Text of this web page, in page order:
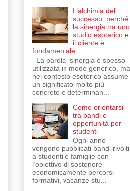
L’alchimia del
successo: perché
la sinergia tra uno
studio esoterico e
il cliente è
fondamentale
La parola sinergia è spesso
utilizzata in modo generico, ma
nel contesto esoterico assume
un significato molto più
concreto e determinan...
Come orientarsi
tra bandi e
opportunità per
studenti
Ogni anno
vengono pubblicati bandi rivolti
a studenti e famiglie con
l’obiettivo di sostenere
economicamente percorsi
formativi, vacanze stu...